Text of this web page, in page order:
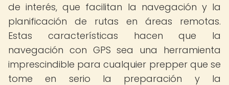
de interés, que facilitan la navegación y la
planificación de rutas en áreas remotas.
Estas características hacen que la
navegación con GPS sea una herramienta
imprescindible para cualquier prepper que se
tome en serio la preparación y la